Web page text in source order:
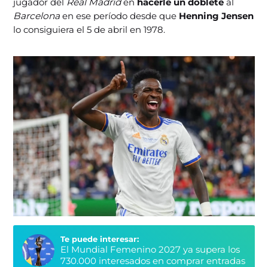
Barcelona en ese período desde que Henning Jensen
lo consiguiera el 5 de abril en 1978.
Te puede interesar:
El Mundial Femenino 2027 ya supera los
730.000 interesados en comprar entradas